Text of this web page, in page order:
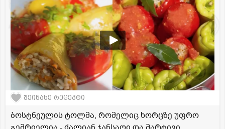
შეინახე რეცეპტი
ბოსტნეულის ტოლმა, რომელიც ხორცზე უფრო